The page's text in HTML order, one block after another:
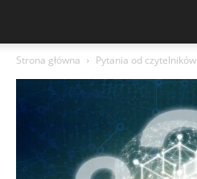
Strona główna Pytania od czytelników